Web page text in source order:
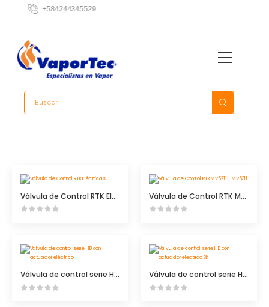
+584244345529
Válvula de Control RTK Eléctricas Válvula de Control RTK MV5211 – MV5311
Válvula de control serie HB con actuador eléctrico Válvula de control serie HB con actuador eléctrico SK